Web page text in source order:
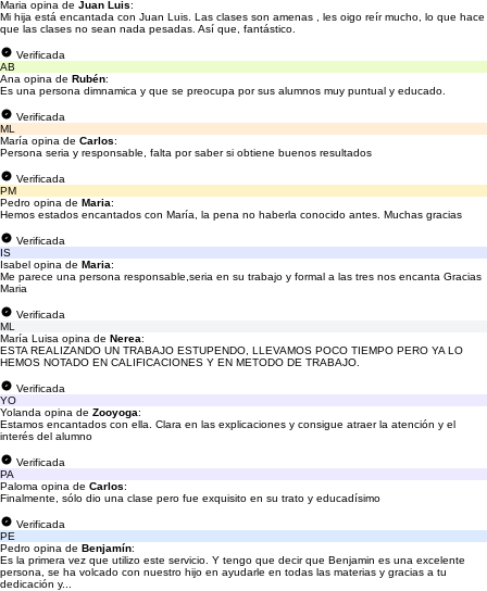
Maria opina de Juan Luis:
Mi hija está encantada con Juan Luis. Las clases son amenas , les oigo reír mucho, lo que hace
que las clases no sean nada pesadas. Así que, fantástico.
Verificada
AB
Ana opina de Rubén:
Es una persona dimnamica y que se preocupa por sus alumnos muy puntual y educado.
Verificada
ML
María opina de Carlos:
Persona seria y responsable, falta por saber si obtiene buenos resultados
Verificada
PM
Pedro opina de Maria:
Hemos estados encantados con María, la pena no haberla conocido antes. Muchas gracias
Verificada
IS
Isabel opina de Maria:
Me parece una persona responsable,seria en su trabajo y formal a las tres nos encanta Gracias
Maria
Verificada
ML
María Luisa opina de Nerea:
ESTA REALIZANDO UN TRABAJO ESTUPENDO, LLEVAMOS POCO TIEMPO PERO YA LO
HEMOS NOTADO EN CALIFICACIONES Y EN METODO DE TRABAJO.
Verificada
YO
Yolanda opina de Zooyoga:
Estamos encantados con ella. Clara en las explicaciones y consigue atraer la atención y el
interés del alumno
Verificada
PA
Paloma opina de Carlos:
Finalmente, sólo dio una clase pero fue exquisito en su trato y educadísimo
Verificada
PE
Pedro opina de Benjamín:
Es la primera vez que utilizo este servicio. Y tengo que decir que Benjamin es una excelente
persona, se ha volcado con nuestro hijo en ayudarle en todas las materias y gracias a tu
dedicación y...